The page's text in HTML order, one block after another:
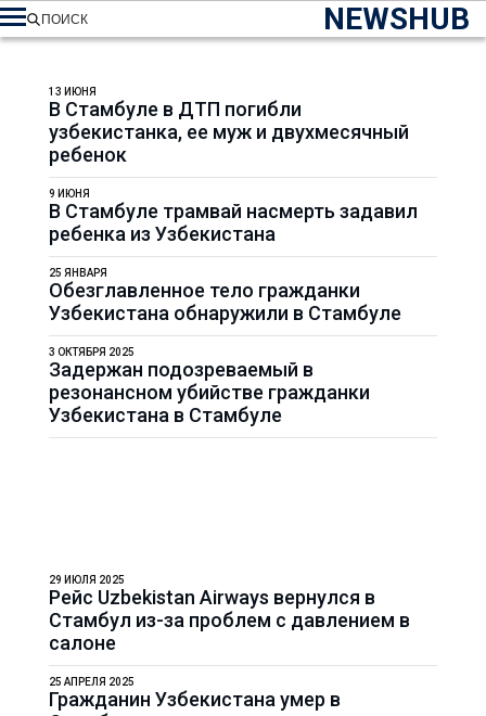
NEWSHUB
ПОИСК
В Стамбуле в ДТП погибли
узбекистанка, ее муж и двухмесячный
ребенок
13 ИЮНЯ
В Стамбуле трамвай насмерть задавил
ребенка из Узбекистана
9 ИЮНЯ
Обезглавленное тело гражданки
Узбекистана обнаружили в Стамбуле
25 ЯНВАРЯ
Задержан подозреваемый в
резонансном убийстве гражданки
Узбекистана в Стамбуле
3 ОКТЯБРЯ 2025
Рейс Uzbekistan Airways вернулся в
Стамбул из-за проблем с давлением в
салоне
29 ИЮЛЯ 2025
Гражданин Узбекистана умер в
25 АПРЕЛЯ 2025